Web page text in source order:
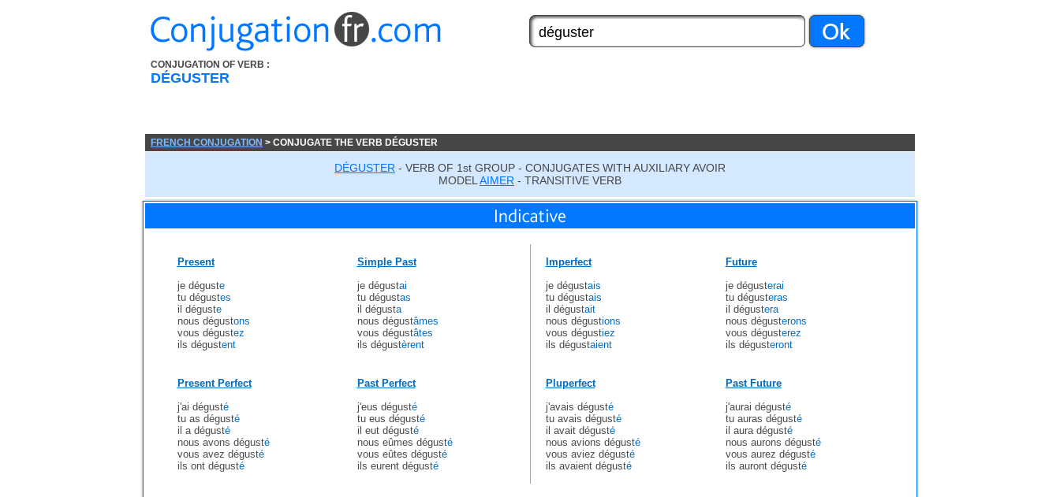
CONJUGATION OF VERB :
DÉGUSTER
FRENCH CONJUGATION > CONJUGATE THE VERB DÉGUSTER
DÉGUSTER - VERB OF 1st GROUP - CONJUGATES WITH AUXILIARY AVOIR
MODEL AIMER - TRANSITIVE VERB
Present
je déguste
tu dégustes
il déguste
nous dégustons
vous dégustez
ils dégustent
Simple Past
je dégustai
tu dégustas
il dégusta
nous dégustâmes
vous dégustâtes
ils dégustèrent
Present Perfect
j'ai dégusté
tu as dégusté
il a dégusté
nous avons dégusté
vous avez dégusté
ils ont dégusté
Past Perfect
j'eus dégusté
tu eus dégusté
il eut dégusté
nous eûmes dégusté
vous eûtes dégusté
ils eurent dégusté
Imperfect
je dégustais
tu dégustais
il dégustait
nous dégustions
vous dégustiez
ils dégustaient
Future
je dégusterai
tu dégusteras
il dégustera
nous dégusterons
vous dégusterez
ils dégusteront
Pluperfect
j'avais dégusté
tu avais dégusté
il avait dégusté
nous avions dégusté
vous aviez dégusté
ils avaient dégusté
Past Future
j'aurai dégusté
tu auras dégusté
il aura dégusté
nous aurons dégusté
vous aurez dégusté
ils auront dégusté